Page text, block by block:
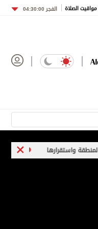
مواقيت الصلاة الفجر 04:30:00
حريق بمصفاة نفط